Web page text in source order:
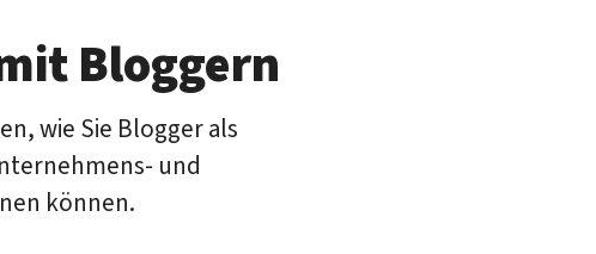
Bloggern
wie Sie Blogger als
und
können.